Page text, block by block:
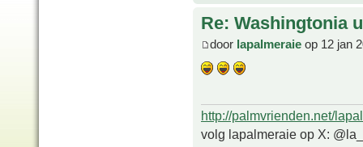
Re: Washingtonia
door lapalmeraie op 12 jan
http://palmvrienden.net/
volg lapalmeraie op X: